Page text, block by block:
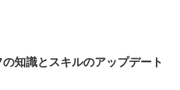
知識とスキルのアップデート